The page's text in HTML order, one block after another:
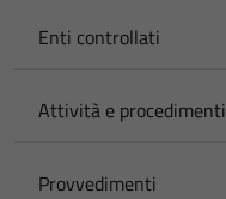
Enti controllati
Attività e procedimenti
Provvedimenti